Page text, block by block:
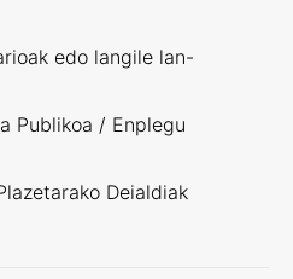
edo langile lan-
Publikoa / Enplegu
Deialdiak